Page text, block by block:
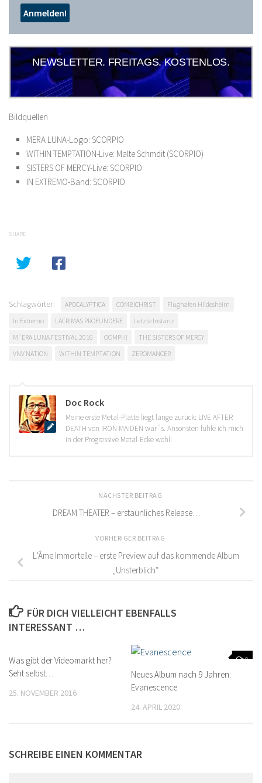
NEWSLETTER. FREITAGS. KOSTENLOS.
Bildquellen
MERA LUNA-Logo: SCORPIO
WITHIN TEMPTATION-Live: Malte Schmdit (SCORPIO)
SISTERS OF MERCY-Live: SCORPIO
IN EXTREMO-Band: SCORPIO
SHARE
Schlagwörter: APOCALYPTICA COMBICHRIST
Flughafen Hildesheim
In Extremo
LACRIMAS PROFUNDERE
Letzte Instanz
M´ERA LUNA FESTIVAL 2016
OOMPH!
THE SISTERS OF MERCY
VNV NATION
WITHIN TEMPTATION ZEROMANCER
Doc Rock
Meine erste Metal-Platte liegt lange zurück: LIVE AFTER
DEATH von IRON MAIDEN war´s. Ansonsten fühle ich mich
in der Progressive Metal-Ecke wohl!
NÄCHSTER BEITRAG
DREAM THEATER – erstaunliches Release…
VORHERIGER BEITRAG
L’Âme Immortelle – erste Preview auf das kommende Album
„Unsterblich“
FÜR DICH VIELLEICHT EBENFALLS
INTERESSANT …
Was gibt der Videomarkt her?
Seht selbst…
25. NOVEMBER 2016
0
Neues Album nach 9 Jahren:
Evanescence
24. APRIL 2020
SCHREIBE EINEN KOMMENTAR